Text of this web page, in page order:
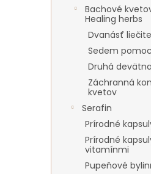
Bachové
Healing herbs
Dvanásť
Sedem
Druhá
Záchranná
kvetov
Serafin
Prírodné
Prírodné
vitamínmi
Pupeňové